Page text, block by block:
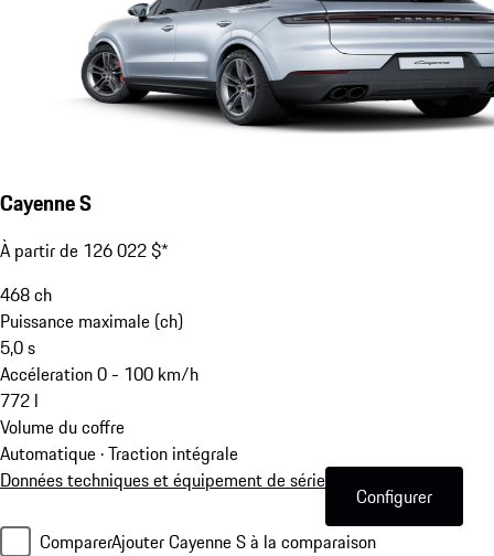
Cayenne S
À partir de 126 022 $*
468ch
Puissance maximale (ch)
5,0s
Accéleration 0 - 100 km/h
772 l
Volume du coffre
Automatique · Traction intégrale
Données techniques et équipement de série
Configurer
ComparerAjouter Cayenne S à la comparaison